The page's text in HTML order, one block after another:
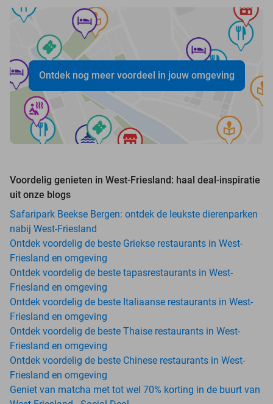
Ontdek nog meer voordeel in jouw omgeving
Voordelig genieten in West-Friesland: haal deal-inspiratie
uit onze blogs
Safaripark Beekse Bergen: ontdek de leukste dierenparken
nabij West-Friesland
Ontdek voordelig de beste Griekse restaurants in West-
Friesland en omgeving
Ontdek voordelig de beste tapasrestaurants in West-
Friesland en omgeving
Ontdek voordelig de beste Italiaanse restaurants in West-
Friesland en omgeving
Ontdek voordelig de beste Thaise restaurants in West-
Friesland en omgeving
Ontdek voordelig de beste Chinese restaurants in West-
Friesland en omgeving
Geniet van matcha met tot wel 70% korting in de buurt van